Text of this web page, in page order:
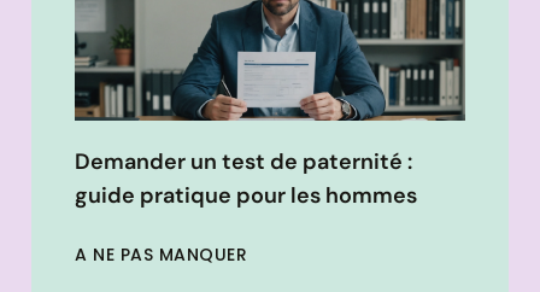
Demander un test de paternité :
guide pratique pour les hommes
A NE PAS MANQUER